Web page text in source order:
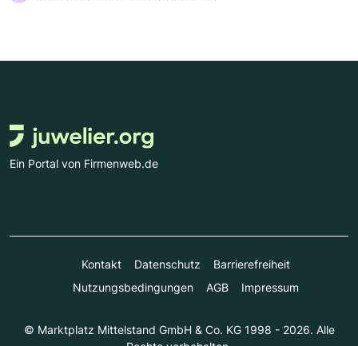
Ein Portal von Firmenweb.de
Kontakt Datenschutz
Barrierefreiheit
Nutzungsbedingungen
AGB Impressum
© Marktplatz Mittelstand GmbH & Co. KG 1998 - 2026. Alle